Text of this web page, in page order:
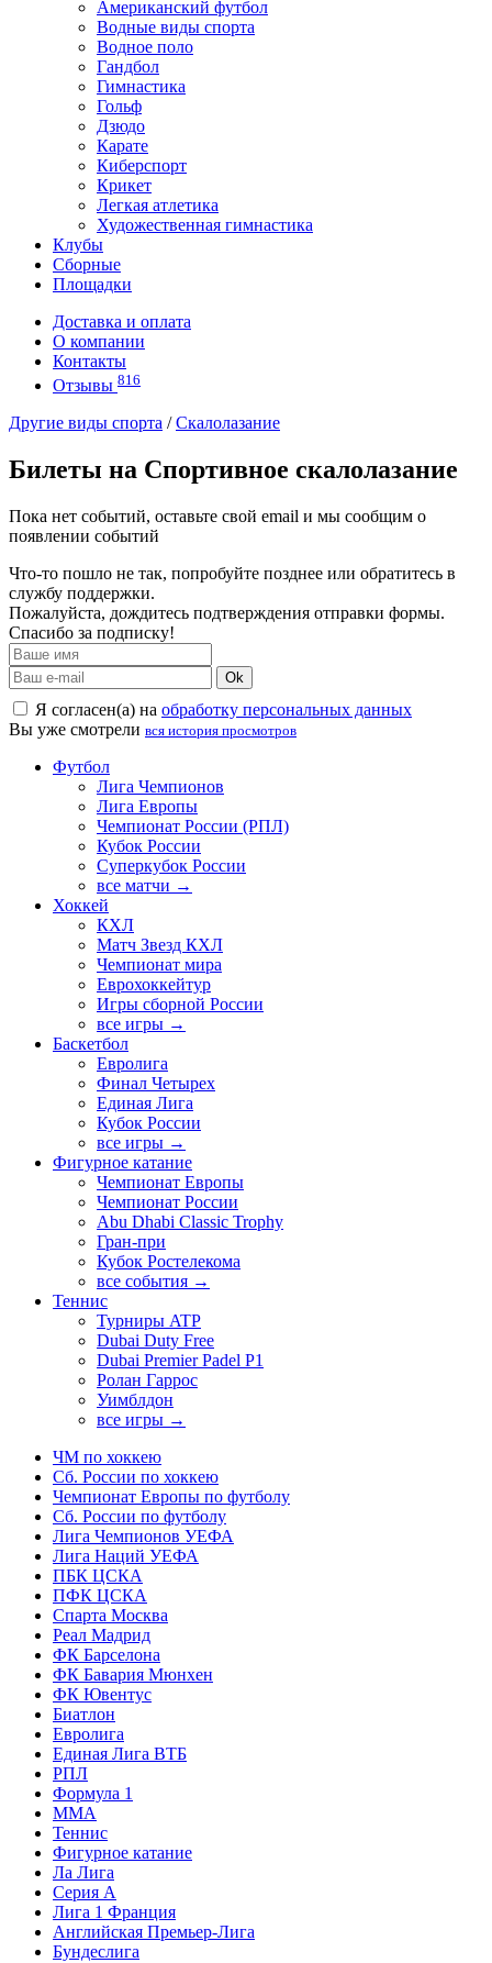
Американский футбол
Водные виды спорта
Водное поло
Гандбол
Гимнастика
Гольф
Дзюдо
Карате
Киберспорт
Крикет
Легкая атлетика
Художественная гимнастика
Клубы
Сборные
Площадки
Доставка и оплата
О компании
Контакты
Отзывы 816
Другие виды спорта /Скалолазание
Билеты на Спортивное скалолазание
Пока нет событий, оставьте свой email и мы сообщим о
появлении событий
Что-то пошло не так, попробуйте позднее или обратитесь в
службу поддержки.
Пожалуйста, дождитесь подтверждения отправки формы.
Спасибо за подписку!
Ok
Я согласен(а) на обработку персональных данных
Вы уже смотрели вся история просмотров
Футбол
Лига Чемпионов
Лига Европы
Чемпионат России (РПЛ)
Кубок России
Суперкубок России
все матчи →
Хоккей
КХЛ
Матч Звезд КХЛ
Чемпионат мира
Еврохоккейтур
Игры сборной России
все игры →
Баскетбол
Евролига
Финал Четырех
Единая Лига
Кубок России
все игры →
Фигурное катание
Чемпионат Европы
Чемпионат России
Abu Dhabi Classic Trophy
Гран-при
Кубок Ростелекома
все события →
Теннис
Турниры ATP
Dubai Duty Free
Dubai Premier Padel P1
Ролан Гаррос
Уимблдон
все игры →
ЧМ по хоккею
Сб. России по хоккею
Чемпионат Европы по футболу
Сб. России по футболу
Лига Чемпионов УЕФА
Лига Наций УЕФА
ПБК ЦСКА
ПФК ЦСКА
Спарта Москва
Реал Мадрид
ФК Барселона
ФК Бавария Мюнхен
ФК Ювентус
Биатлон
Евролига
Единая Лига ВТБ
РПЛ
Формула 1
MMA
Теннис
Фигурное катание
Ла Лига
Серия А
Лига 1 Франция
Английская Премьер-Лига
Бундеслига